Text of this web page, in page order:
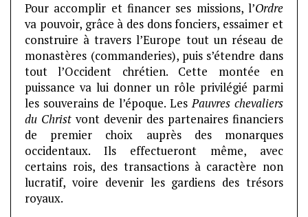
Pour accomplir et financer ses missions, l’Ordre
va pouvoir, grâce à des dons fonciers, essaimer et
construire à travers l’Europe tout un réseau de
monastères (commanderies), puis s’étendre dans
tout l’Occident chrétien. Cette montée en
puissance va lui donner un rôle privilégié parmi
les souverains de l’époque. LesPauvres chevaliers
du Christ vont devenir des partenaires financiers
de premier choix auprès des monarques
occidentaux. Ils effectueront même, avec
certains rois, des transactions à caractère non
lucratif, voire devenir les gardiens des trésors
royaux.